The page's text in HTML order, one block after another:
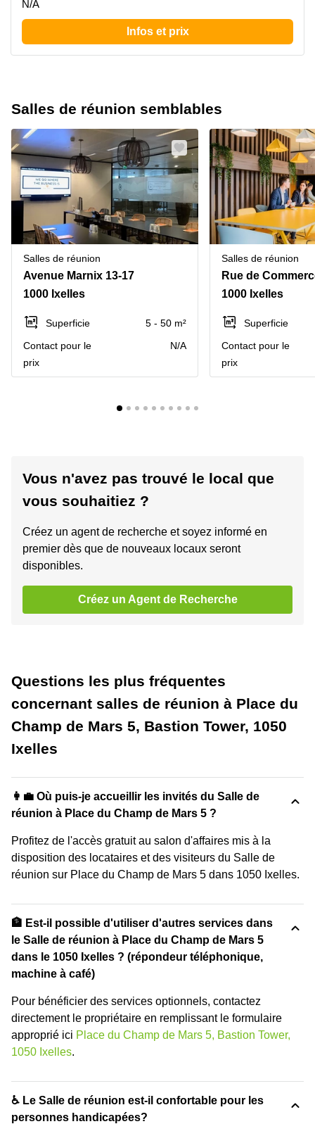
N/A
Infos et prix
Salles de réunion semblables
Salles de réunion
Avenue Marnix 13-17
1000 Ixelles
Superficie
5 - 50 m²
Contact pour le
prix
N/A
Salles de réunion
Rue de
1000 Ixelles
Superficie
Contact pour le
prix
Vous n'avez pas trouvé le local que
vous souhaitiez ?
Créez un agent de recherche et soyez informé en
premier dès que de nouveaux locaux seront
disponibles.
Créez un Agent de Recherche
Questions les plus fréquentes
concernant salles de réunion à Place du
Champ de Mars 5, Bastion Tower, 1050
Ixelles
👩‍💼 Où puis-je accueillir les invités du Salle de
réunion à Place du Champ de Mars 5 ?
Profitez de l'accès gratuit au salon d'affaires mis à la
disposition des locataires et des visiteurs du Salle de
réunion sur Place du Champ de Mars 5 dans 1050 Ixelles.
🏦 Est-il possible d'utiliser d'autres services dans
le Salle de réunion à Place du Champ de Mars 5
dans le 1050 Ixelles ? (répondeur téléphonique,
machine à café)
Pour bénéficier des services optionnels, contactez
directement le propriétaire en remplissant le formulaire
approprié ici Place du Champ de Mars 5, Bastion Tower,
1050 Ixelles.
♿ Le Salle de réunion est-il confortable pour les
personnes handicapées?